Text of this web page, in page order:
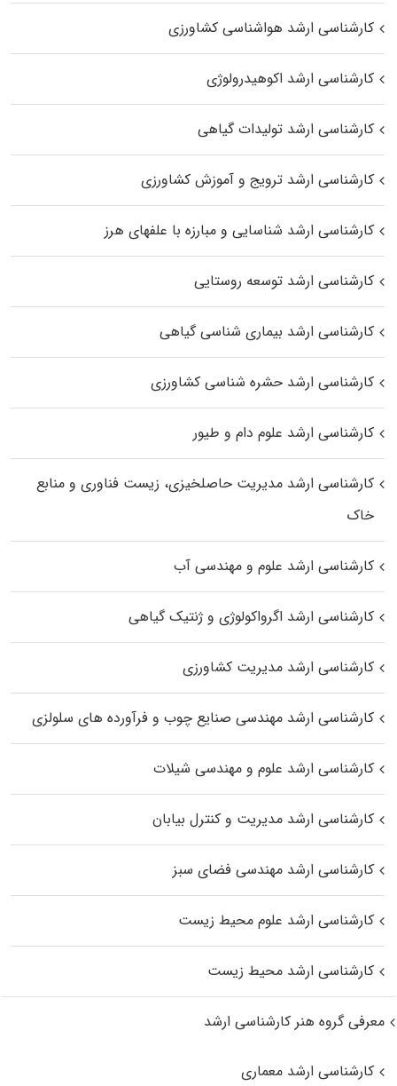
کارشناسی ارشد هواشناسی کشاورزی
کارشناسی ارشد اکوهیدرولوژی
کارشناسی ارشد تولیدات گیاهی
کارشناسی ارشد ترویج و آموزش کشاورزی
کارشناسی ارشد شناسایی و مبارزه با علفهای هرز
کارشناسی ارشد توسعه روستایی
کارشناسی ارشد بیماری‌ شناسی گیاهی
کارشناسی ارشد حشره‌ شناسی کشاورزی
کارشناسی ارشد علوم دام و طیور
کارشناسی ارشد مدیریت حاصلخیزی، زیست فناوری و منابع
خاک
کارشناسی ارشد علوم و مهندسی آب
کارشناسی ارشد اگرواکولوژی و ژنتیک گیاهی
کارشناسی ارشد مدیریت کشاورزی
کارشناسی ارشد مهندسی صنایع چوب و فرآورده‌ های سلولزی
کارشناسی ارشد علوم و مهندسی شیلات
کارشناسی ارشد مدیریت و کنترل بیابان
کارشناسی ارشد مهندسی فضای سبز
کارشناسی ارشد علوم محیط‌ زیست
کارشناسی ارشد محیط زیست
معرفی گروه هنر کارشناسی ارشد
کارشناسی ارشد معماری